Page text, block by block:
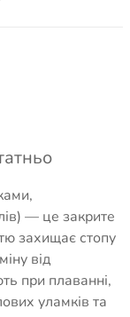
— це закрите
захищає стопу
від
при плаванні,
уламків та